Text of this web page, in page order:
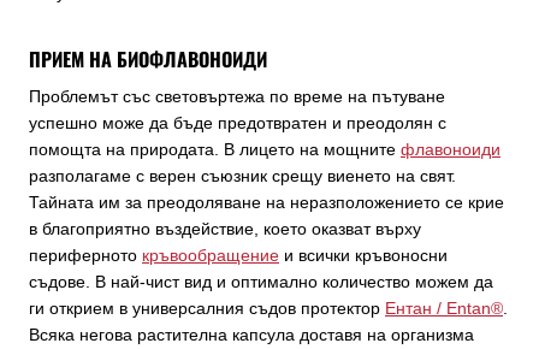
ПРИЕМ НА БИОФЛАВОНОИДИ
Проблемът със световъртежа по време на пътуване
успешно може да бъде предотвратен и преодолян с
помощта на природата. В лицето на мощните флавоноиди
разполагаме с верен съюзник срещу виенето на свят.
Тайната им за преодоляване на неразположението се крие
в благоприятно въздействие, което оказват върху
периферното кръвообращение и всички кръвоносни
съдове. В най-чист вид и оптимално количество можем да
ги открием в универсалния съдов протектор Ентан / Entan®
Всяка негова растителна капсула доставя на организма